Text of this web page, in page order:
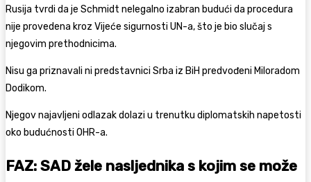
Rusija tvrdi da je Schmidt nelegalno izabran budući da procedura
nije provedena kroz Vijeće sigurnosti UN-a, što je bio slučaj s
njegovim prethodnicima.
Nisu ga priznavali ni predstavnici Srba iz BiH predvođeni Miloradom
Dodikom.
Njegov najavljeni odlazak dolazi u trenutku diplomatskih napetosti
oko budućnosti OHR-a.
FAZ: SAD žele nasljednika s kojim se može